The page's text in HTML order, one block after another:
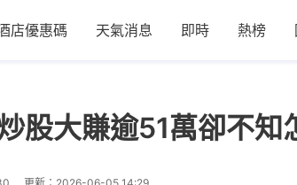
店優惠碼 天氣消息 即時 熱榜
股大賺逾51萬卻不